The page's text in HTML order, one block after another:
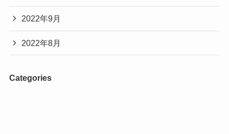
2022年9月
2022年8月
Categories